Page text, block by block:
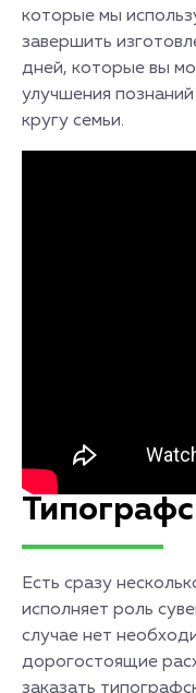
которые мы
завершить
дней, которые вы
улучшения
кругу семьи.
Есть сразу
исполняет роль
случае нет
дорогостоящие
заказать